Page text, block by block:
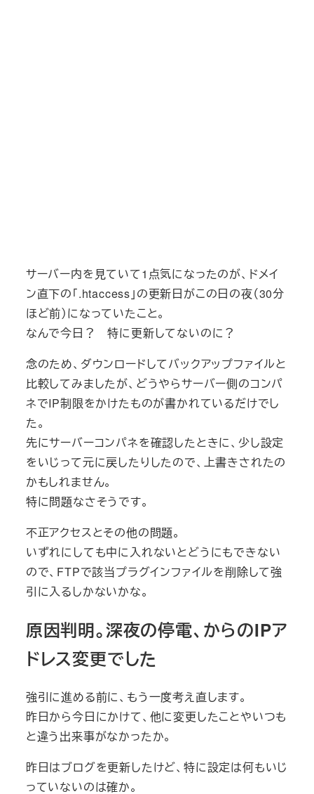
サーバー内を見ていて1点気になったのが、ドメイ
ン直下の「.htaccess」の更新日がこの日の夜（30分
ほど前）になっていたこと。
なんで今日？ 特に更新してないのに？
念のため、ダウンロードしてバックアップファイルと
比較してみましたが、どうやらサーバー側のコンパ
ネでIP制限をかけたものが書かれているだけでし
た。
先にサーバーコンパネを確認したときに、少し設定
をいじって元に戻したりしたので、上書きされたの
かもしれません。
特に問題なさそうです。
不正アクセスとその他の問題。
いずれにしても中に入れないとどうにもできない
ので、FTPで該当プラグインファイルを削除して強
引に入るしかないかな。
原因判明。深夜の停電、からのIPア
ドレス変更でした
強引に進める前に、もう一度考え直します。
昨日から今日にかけて、他に変更したことやいつも
と違う出来事がなかったか。
昨日はブログを更新したけど、特に設定は何もいじ
っていないのは確か。